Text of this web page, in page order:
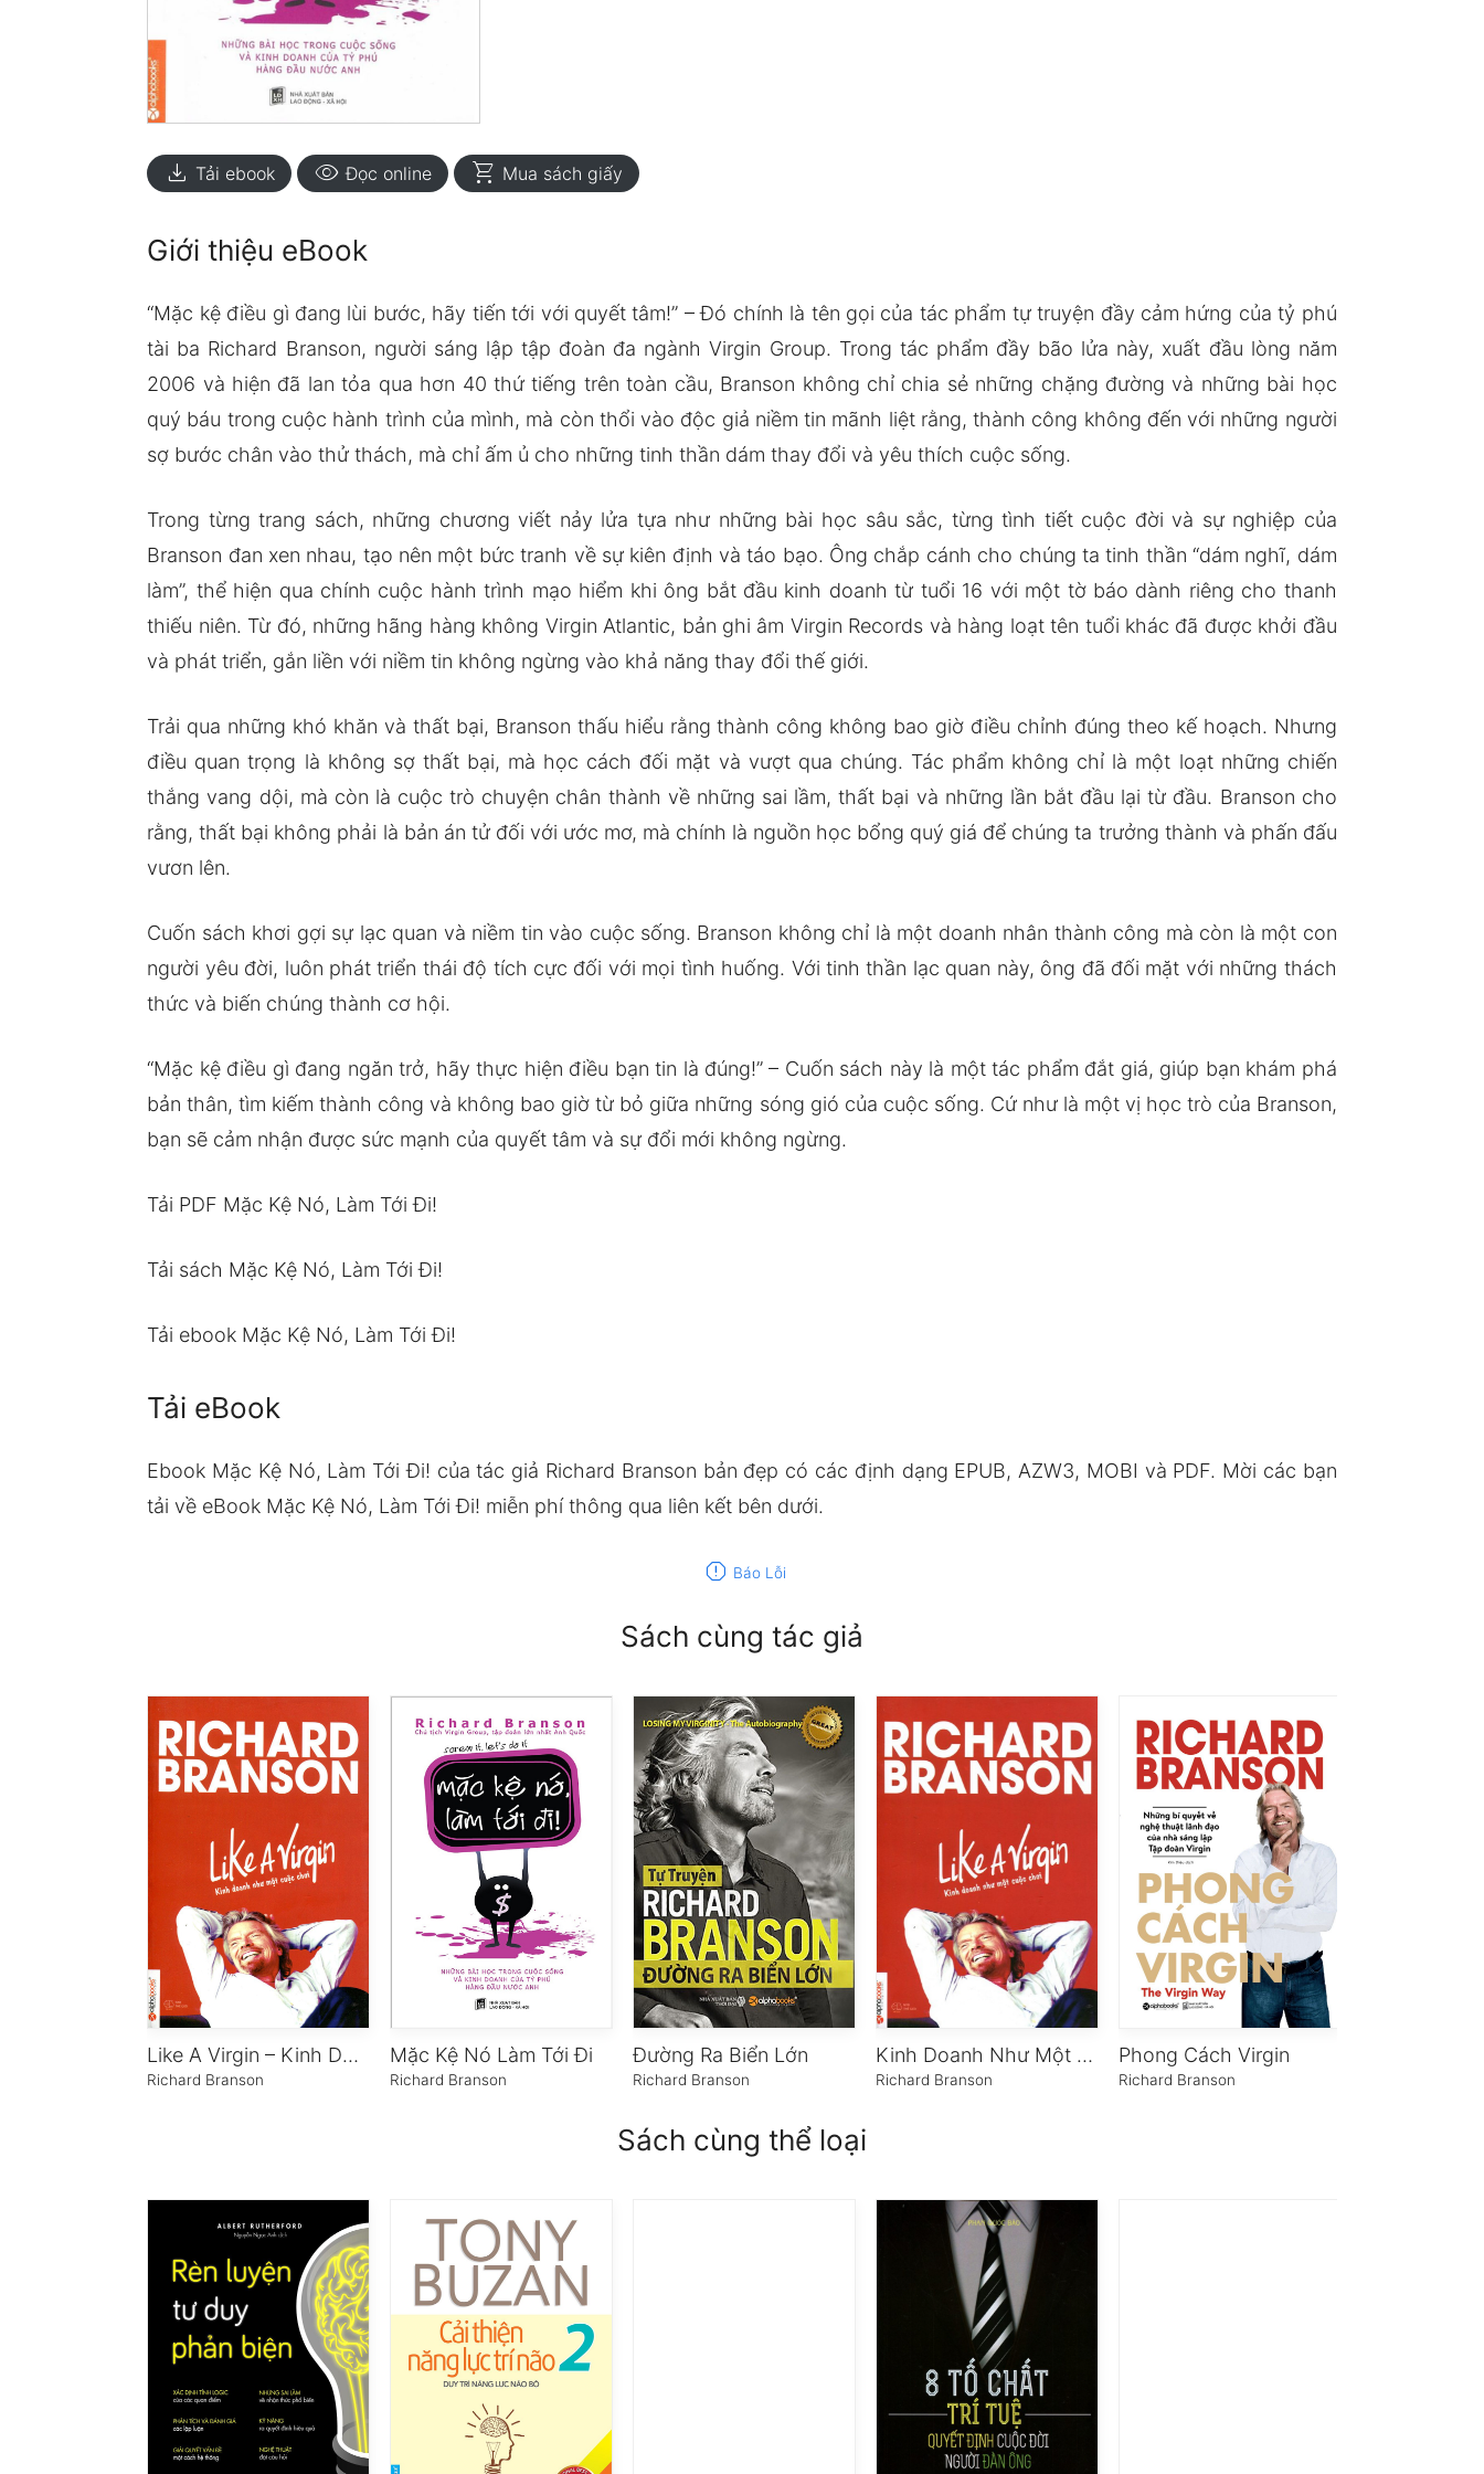
download Tải ebook visibility Đọc online shopping_cart Mua sách giấy
Giới thiệu eBook
“Mặc kệ điều gì đang lùi bước, hãy tiến tới với quyết tâm!” – Đó chính là tên gọi của tác phẩm tự truyện đầy cảm hứng của tỷ phú
tài ba Richard Branson, người sáng lập tập đoàn đa ngành Virgin Group. Trong tác phẩm đầy bão lửa này, xuất đầu lòng năm
2006 và hiện đã lan tỏa qua hơn 40 thứ tiếng trên toàn cầu, Branson không chỉ chia sẻ những chặng đường và những bài học
quý báu trong cuộc hành trình của mình, mà còn thổi vào độc giả niềm tin mãnh liệt rằng, thành công không đến với những người
sợ bước chân vào thử thách, mà chỉ ấm ủ cho những tinh thần dám thay đổi và yêu thích cuộc sống.
Trong từng trang sách, những chương viết nảy lửa tựa như những bài học sâu sắc, từng tình tiết cuộc đời và sự nghiệp của
Branson đan xen nhau, tạo nên một bức tranh về sự kiên định và táo bạo. Ông chắp cánh cho chúng ta tinh thần “dám nghĩ, dám
làm”, thể hiện qua chính cuộc hành trình mạo hiểm khi ông bắt đầu kinh doanh từ tuổi 16 với một tờ báo dành riêng cho thanh
thiếu niên. Từ đó, những hãng hàng không Virgin Atlantic, bản ghi âm Virgin Records và hàng loạt tên tuổi khác đã được khởi đầu
và phát triển, gắn liền với niềm tin không ngừng vào khả năng thay đổi thế giới.
Trải qua những khó khăn và thất bại, Branson thấu hiểu rằng thành công không bao giờ điều chỉnh đúng theo kế hoạch. Nhưng
điều quan trọng là không sợ thất bại, mà học cách đối mặt và vượt qua chúng. Tác phẩm không chỉ là một loạt những chiến
thắng vang dội, mà còn là cuộc trò chuyện chân thành về những sai lầm, thất bại và những lần bắt đầu lại từ đầu. Branson cho
rằng, thất bại không phải là bản án tử đối với ước mơ, mà chính là nguồn học bổng quý giá để chúng ta trưởng thành và phấn đấu
vươn lên.
Cuốn sách khơi gợi sự lạc quan và niềm tin vào cuộc sống. Branson không chỉ là một doanh nhân thành công mà còn là một con
người yêu đời, luôn phát triển thái độ tích cực đối với mọi tình huống. Với tinh thần lạc quan này, ông đã đối mặt với những thách
thức và biến chúng thành cơ hội.
“Mặc kệ điều gì đang ngăn trở, hãy thực hiện điều bạn tin là đúng!” – Cuốn sách này là một tác phẩm đắt giá, giúp bạn khám phá
bản thân, tìm kiếm thành công và không bao giờ từ bỏ giữa những sóng gió của cuộc sống. Cứ như là một vị học trò của Branson,
bạn sẽ cảm nhận được sức mạnh của quyết tâm và sự đổi mới không ngừng.
Tải PDF Mặc Kệ Nó, Làm Tới Đi!
Tải sách Mặc Kệ Nó, Làm Tới Đi!
Tải ebook Mặc Kệ Nó, Làm Tới Đi!
Tải eBook
Ebook Mặc Kệ Nó, Làm Tới Đi! của tác giả Richard Branson bản đẹp có các định dạng EPUB, AZW3, MOBI và PDF. Mời các bạn
tải về eBook Mặc Kệ Nó, Làm Tới Đi! miễn phí thông qua liên kết bên dưới.
report Báo Lỗi
Sách cùng tác giả
Like A Virgin – Kinh Doanh Như Một Cuộc Chơi
Richard Branson
Mặc Kệ Nó Làm Tới Đi
Richard Branson
Đường Ra Biển Lớn
Richard Branson
Kinh Doanh Như Một Cuộc Chơi
Richard Branson
Phong Cách Virgin
Richard Branson
Sách cùng thể loại